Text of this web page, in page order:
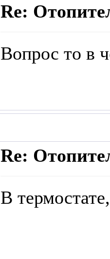
Re:
Вопрос то в
Re:
В